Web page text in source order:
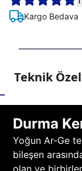
Kargo Bedava
Teknik
Durma
Yoğun Ar-Ge
bileşen
olan ve